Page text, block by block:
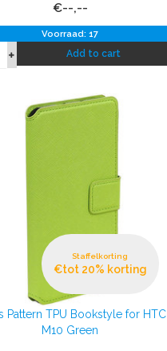
€--,--
Voorraad: 17
Add to cart
Staffelkorting
€tot 20% korting
Pattern TPU Bookstyle for HTC
M10 Green